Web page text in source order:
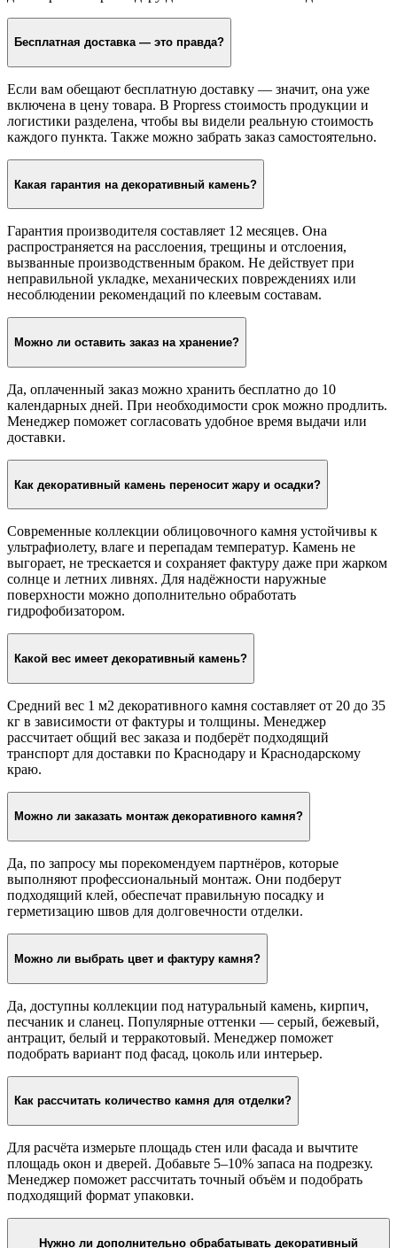
Менеджер рассчитает цену индивидуально и зафиксирует её в
договоре. По Краснодару доставка занимает 1–2 дня.
Бесплатная доставка — это правда?
Если вам обещают бесплатную доставку — значит, она уже
логистики разделена, чтобы вы видели реальную стоимость
каждого пункта. Также можно забрать заказ самостоятельно.
Какая гарантия на декоративный камень?
Гарантия производителя составляет 12 месяцев. Она
распространяется на расслоения, трещины и отслоения,
неправильной укладке, механических повреждениях или
несоблюдении рекомендаций по клеевым составам.
Можно ли оставить заказ на хранение?
Да, оплаченный заказ можно хранить бесплатно до 10
Менеджер поможет согласовать удобное время выдачи или
доставки.
Как декоративный камень переносит жару и осадки?
ультрафиолету, влаге и перепадам температур. Камень не
выгорает, не трескается и сохраняет фактуру даже при жарком
поверхности можно дополнительно обработать
гидрофобизатором.
Какой вес имеет декоративный камень?
Средний вес 1 м2 декоративного камня составляет от 20 до 35
кг в зависимости от фактуры и толщины. Менеджер
транспорт для доставки по Краснодару и Краснодарскому
краю.
Можно ли заказать монтаж декоративного камня?
Да, по запросу мы порекомендуем партнёров, которые
подходящий клей, обеспечат правильную посадку и
герметизацию швов для долговечности отделки.
Можно ли выбрать цвет и фактуру камня?
Да, доступны коллекции под натуральный камень, кирпич,
антрацит, белый и терракотовый. Менеджер поможет
подобрать вариант под фасад, цоколь или интерьер.
Как рассчитать количество камня для отделки?